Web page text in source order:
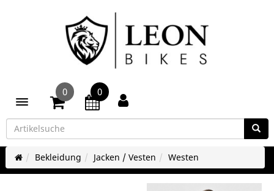
Toggle navigation
0 0
Bekleidung Jacken / Vesten Westen